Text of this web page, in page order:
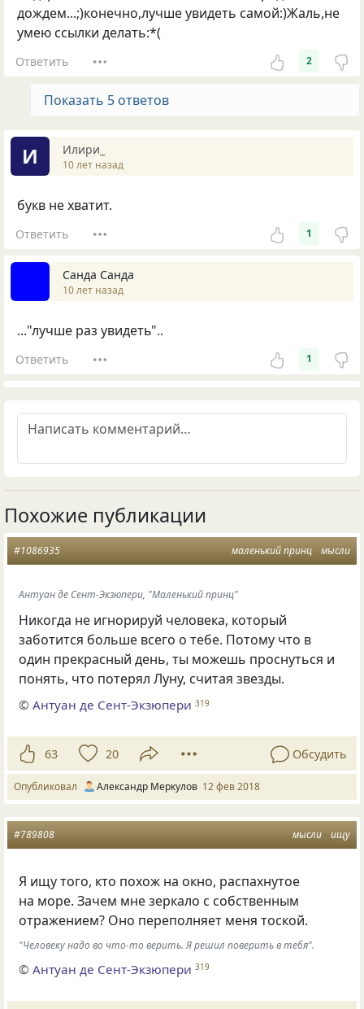
дождем...;)конечно,лучше увидеть самой:)Жаль,не
умею ссылки делать:*(
Ответить 2
Показать 5 ответов
И Илири_
10 лет назад
букв не хватит.
Ответить 1
Санда Санда
10 лет назад
..."лучше раз увидеть"..
Ответить 1
Похожие публикации
маленький принц мысли
#1086935
Антуан де Сент-Экзюпери, "Маленький принц"
Никогда не игнорируй человека, который
заботится больше всего о тебе. Потому что в
один прекрасный день, ты можешь проснуться и
понять, что потерял Луну, считая звезды.
©Антуан де Сент-Экзюпери 319
63 20 Обсудить
Опубликовал Александр Меркулов 12 фев 2018
мысли ищу
#789808
Я ищу того, кто похож на окно, распахнутое
на море. Зачем мне зеркало с собственным
отражением? Оно переполняет меня тоской.
"Человеку надо во что-то верить. Я решил поверить в тебя".
©Антуан де Сент-Экзюпери 319